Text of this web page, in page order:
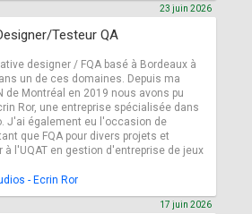
Testeur QA
23 juin 2026
designer / FQA basé à Bordeaux à
un de ces domaines. Depuis ma
de Montréal en 2019 nous avons pu
Ror, une entreprise spécialisée dans
J'ai également eu l'occasion de
que FQA pour divers projets et
l'UQAT en gestion d'entreprise de jeux
- Ecrin Ror
17 juin 2026